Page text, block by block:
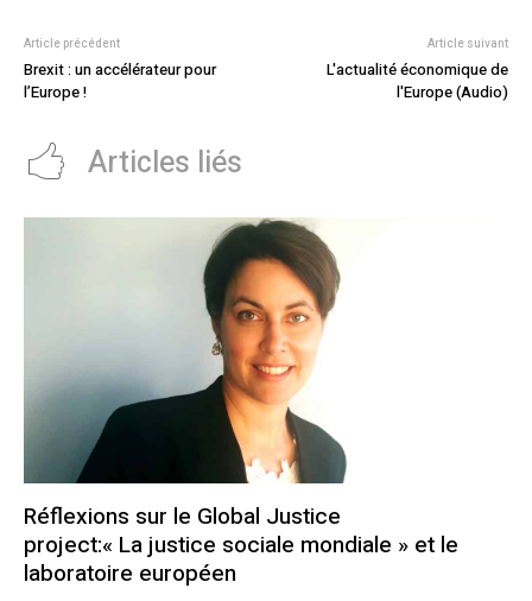
Article précédent
Brexit : un accélérateur pour
l’Europe !
Article suivant
L'actualité économique de
l'Europe (Audio)
Articles liés
Réflexions sur le Global Justice
project:« La justice sociale mondiale » et le
laboratoire européen